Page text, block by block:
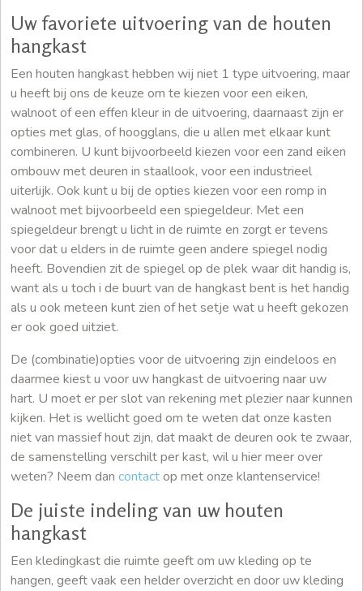
Uw favoriete uitvoering van de houten
hangkast
Een houten hangkast hebben wij niet 1 type uitvoering, maar
u heeft bij ons de keuze om te kiezen voor een eiken,
walnoot of een effen kleur in de uitvoering, daarnaast zijn er
opties met glas, of hoogglans, die u allen met elkaar kunt
combineren. U kunt bijvoorbeeld kiezen voor een zand eiken
ombouw met deuren in staallook, voor een industrieel
uiterlijk. Ook kunt u bij de opties kiezen voor een romp in
walnoot met bijvoorbeeld een spiegeldeur. Met een
spiegeldeur brengt u licht in de ruimte en zorgt er tevens
voor dat u elders in de ruimte geen andere spiegel nodig
heeft. Bovendien zit de spiegel op de plek waar dit handig is,
want als u toch i de buurt van de hangkast bent is het handig
als u ook meteen kunt zien of het setje wat u heeft gekozen
er ook goed uitziet.
De (combinatie)opties voor de uitvoering zijn eindeloos en
daarmee kiest u voor uw hangkast de uitvoering naar uw
hart. U moet er per slot van rekening met plezier naar kunnen
kijken. Het is wellicht goed om te weten dat onze kasten
niet van massief hout zijn, dat maakt de deuren ook te zwaar,
de samenstelling verschilt per kast, wil u hier meer over
weten? Neem dan contactop met onze klantenservice!
De juiste indeling van uw houten
hangkast
Een kledingkast die ruimte geeft om uw kleding op te
hangen, geeft vaak een helder overzicht en door uw kleding